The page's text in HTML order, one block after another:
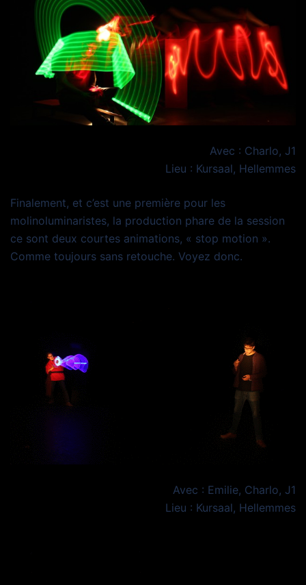
Avec : Charlo, J1
Lieu : Kursaal, Hellemmes
Finalement, et c’est une première pour les
molinoluminaristes, la production phare de la session
ce sont deux courtes animations, « stop motion ».
Comme toujours sans retouche. Voyez donc.
Avec : Emilie, Charlo, J1
Lieu : Kursaal, Hellemmes